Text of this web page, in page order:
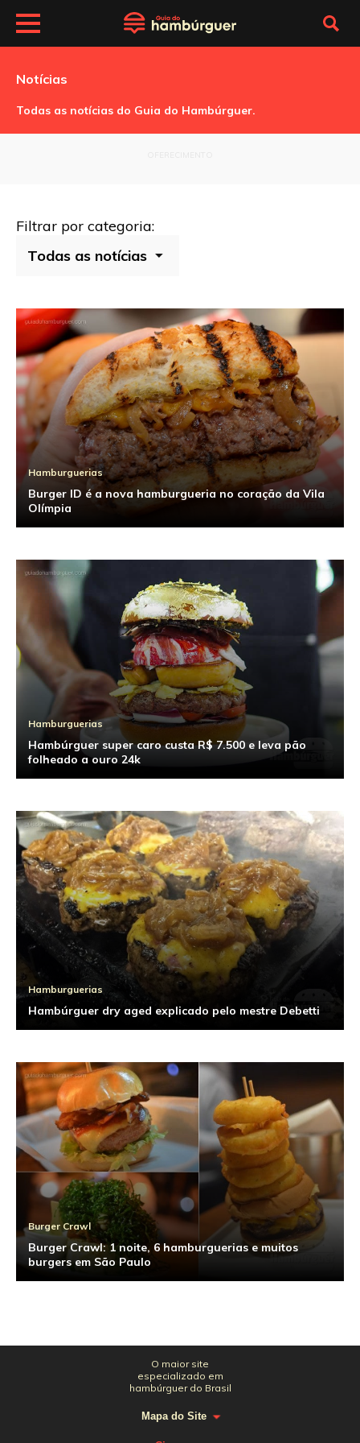
Notícias
Todas as notícias do Guia do Hambúrguer.
Filtrar por categoria:
Hamburguerias
Burger ID é a nova hamburgueria no coração da Vila
Olímpia
Hamburguerias
Hambúrguer super caro custa R$ 7.500 e leva pão
folheado a ouro 24k
Hamburguerias
Hambúrguer dry aged explicado pelo mestre Debetti
Burger Crawl
Burger Crawl: 1 noite, 6 hamburguerias e muitos
burgers em São Paulo
O maior site
especializado em
hambúrguer do Brasil
Mapa do Site